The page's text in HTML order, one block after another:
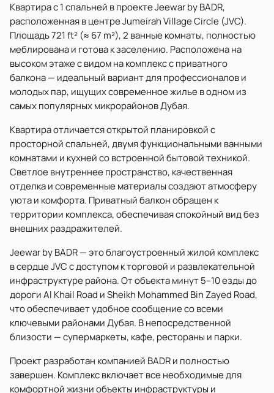
Квартира с 1 спальней в проекте Jeewar by BADR,
расположенная в центре Jumeirah Village Circle (JVC).
Площадь 721 ft² (≈ 67 m²), 2 ванные комнаты, полностью
меблирована и готова к заселению. Расположена на
высоком этаже с видом на комплекс с приватного
балкона — идеальный вариант для профессионалов и
молодых пар, ищущих современное жилье в одном из
самых популярных микрорайонов Дубая.
Квартира отличается открытой планировкой с
просторной спальней, двумя функциональными ванными
комнатами и кухней со встроенной бытовой техникой.
Светлое внутреннее пространство, качественная
отделка и современные материалы создают атмосферу
уюта и комфорта. Приватный балкон обращен к
территории комплекса, обеспечивая спокойный вид без
внешних раздражителей.
Jeewar by BADR — это благоустроенный жилой комплекс
в сердце JVC с доступом к торговой и развлекательной
инфраструктуре района. От объекта минут 5–10 езды до
дороги Al Khail Road и Sheikh Mohammed Bin Zayed Road,
что обеспечивает удобное сообщение со всеми
ключевыми районами Дубая. В непосредственной
близости — супермаркеты, кафе, рестораны и парки.
Проект разработан компанией BADR и полностью
завершен. Комплекс включает все необходимые для
комфортной жизни объекты инфраструктуры и